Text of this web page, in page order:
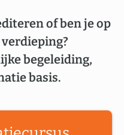
of ben je op
begeleiding,
basis.